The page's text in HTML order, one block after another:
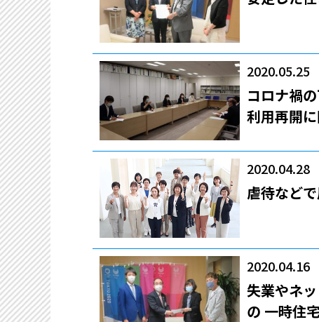
2020.05.25
コロナ禍
利用再開
2020.04.28
虐待など
2020.04.16
失業やネ
の 一時住